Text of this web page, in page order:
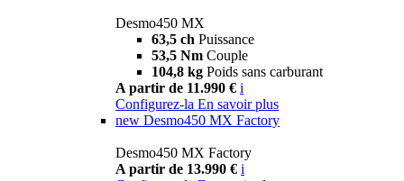
Desmo450 MX
63,5 ch Puissance
53,5 Nm Couple
104,8 kg Poids sans carburant
A partir de 11.990 € i
Configurez-la En savoir plus
new Desmo450 MX Factory
Desmo450 MX Factory
A partir de 13.990 € i